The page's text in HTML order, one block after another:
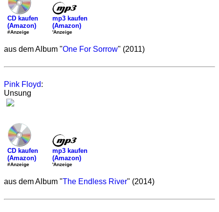
CD kaufen
(Amazon)
#Anzeige
mp3 kaufen
(Amazon)
'Anzeige
aus dem Album "One For Sorrow" (2011)
Pink Floyd:
Unsung
CD kaufen
(Amazon)
#Anzeige
mp3 kaufen
(Amazon)
'Anzeige
aus dem Album "The Endless River" (2014)